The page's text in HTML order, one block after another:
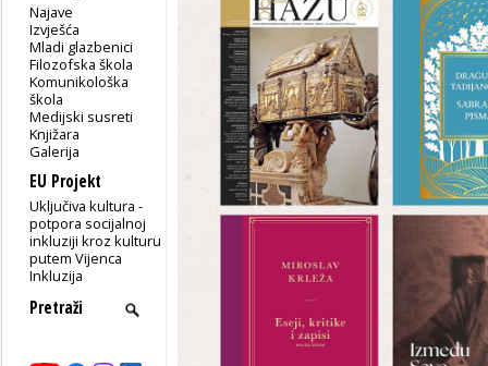
Najave
Izvješća
Mladi glazbenici
Filozofska škola
Komunikološka
škola
Medijski susreti
Knjižara
Galerija
EU Projekt
Uključiva kultura -
potpora socijalnoj
inkluziji kroz kulturu
putem Vijenca
Inkluzija